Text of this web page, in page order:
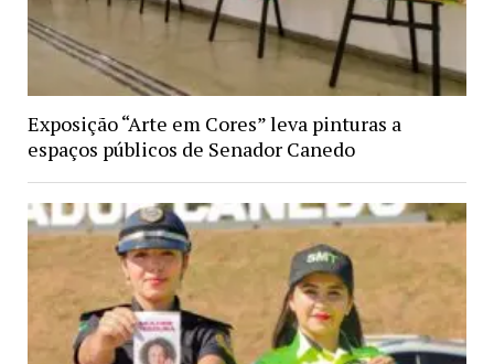
Exposição “Arte em Cores” leva pinturas a
espaços públicos de Senador Canedo